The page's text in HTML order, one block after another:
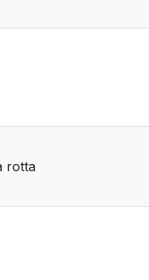
rotta